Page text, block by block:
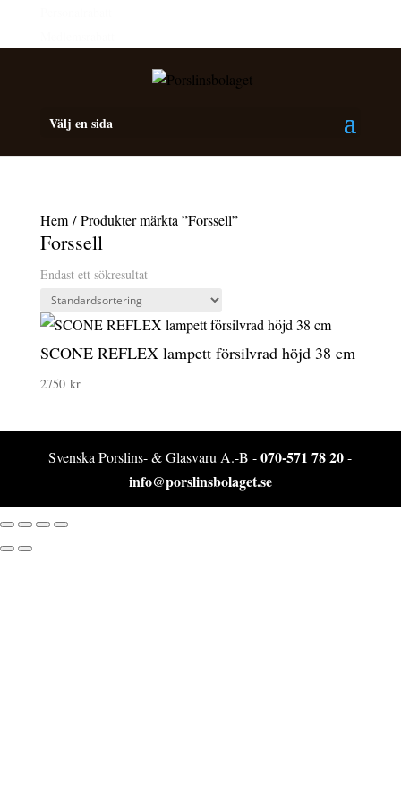
Välj en sida
Hem/ Produkter märkta ”Forssell”
Forssell
Endast ett sökresultat
SCONE REFLEX lampett försilvrad höjd 38 cm
2750 kr
Svenska Porslins- & Glasvaru A.-B -070-571 78 20-
info@porslinsbolaget.se